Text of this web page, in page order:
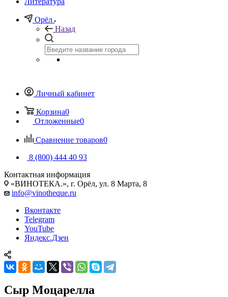
Орёл
Назад
Личный кабинет
Корзина0
Отложенные0
Сравнение товаров0
8 (800) 444 40 93
Контактная информация
«ВИНОТЕКА.», г. Орёл, ул. 8 Марта, 8
info@vinotheque.ru
Вконтакте
Telegram
YouTube
Яндекс.Дзен
Сыр Моцарелла